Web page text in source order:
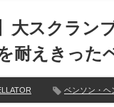
大スクラン
耐えきった
ベンソン・ヘ